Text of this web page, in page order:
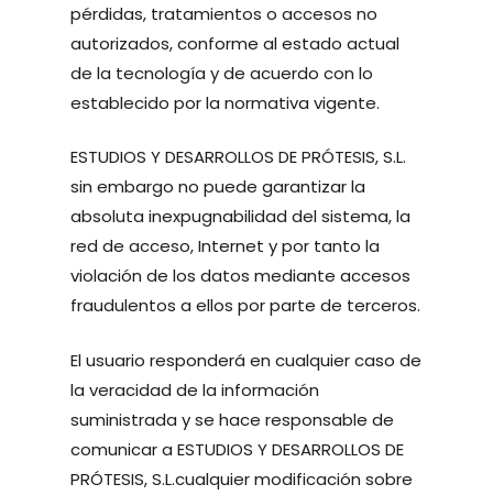
pérdidas, tratamientos o accesos no
autorizados, conforme al estado actual
de la tecnología y de acuerdo con lo
establecido por la normativa vigente.
ESTUDIOS Y DESARROLLOS DE PRÓTESIS, S.L.
sin embargo no puede garantizar la
absoluta inexpugnabilidad del sistema, la
red de acceso, Internet y por tanto la
violación de los datos mediante accesos
fraudulentos a ellos por parte de terceros.
El usuario responderá en cualquier caso de
la veracidad de la información
suministrada y se hace responsable de
comunicar a ESTUDIOS Y DESARROLLOS DE
PRÓTESIS, S.L.cualquier modificación sobre